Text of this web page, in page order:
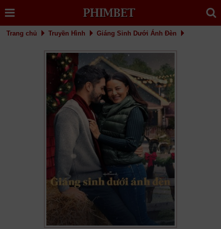
Trang chủ Truyền Hình Giáng Sinh Dưới Ánh Đèn